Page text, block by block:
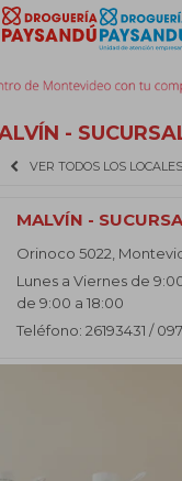
-
VER TODOS LOS LOCALES
MALVÍN -
Orinoco 5022,
Lunes a Viernes de
de 9:00 a 18:00
Teléfono: 26193431 /